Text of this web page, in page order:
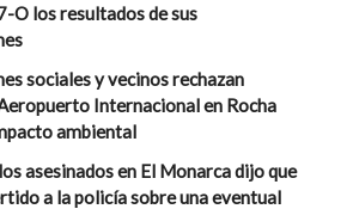
O los resultados de sus
sociales y vecinos rechazan
Internacional en Rocha
ambiental
asesinados en El Monarca dijo que
a la policía sobre una eventual